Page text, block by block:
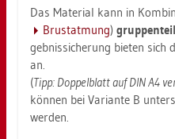
Das Ma­te­ri­al kann in
Brustat­mung)
geb­nis­si­che­rung bie­ten sich
an.
(Tipp: Dop­pel­blatt auf DIN A4
kön­nen bei Va­ri­an­te B
wer­den.